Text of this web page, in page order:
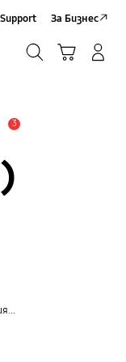
Support За Бизнес
3